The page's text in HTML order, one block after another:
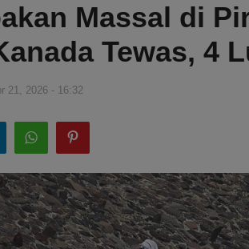
Massal di
Tewas, 4
21, 2026 - 16:32